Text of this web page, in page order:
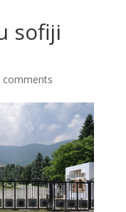
sofiji
comments